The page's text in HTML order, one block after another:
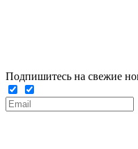
Подпишитесь на свежие